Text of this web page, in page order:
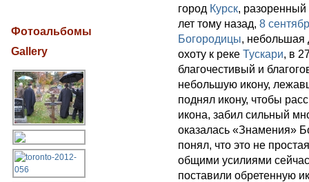
город Курск,
лет тому назад, 8
Богородицы, небольшая
охоту к реке Тускари, в
благочестивый и
небольшую икону,
поднял икону, чтобы
икона, забил сильный
оказалась «Знамения»
понял, что это не
общими усилиями
поставили обретенную
Фотоальбомы
Gallery